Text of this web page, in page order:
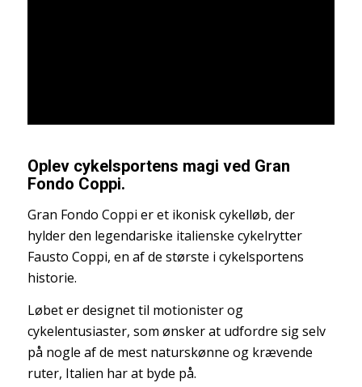
Oplev cykelsportens magi ved Gran
Fondo Coppi.
Gran Fondo Coppi er et ikonisk cykelløb, der
hylder den legendariske italienske cykelrytter
Fausto Coppi, en af de største i cykelsportens
historie.
Løbet er designet til motionister og
cykelentusiaster, som ønsker at udfordre sig selv
på nogle af de mest naturskønne og krævende
ruter, Italien har at byde på.